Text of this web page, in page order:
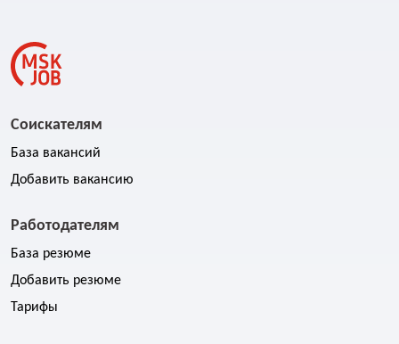
Соискателям
База вакансий
Добавить вакансию
Работодателям
База резюме
Добавить резюме
Тарифы